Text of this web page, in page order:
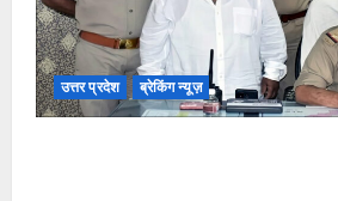
उत्तर प्रदेश ब्रेकिंग न्यूज़